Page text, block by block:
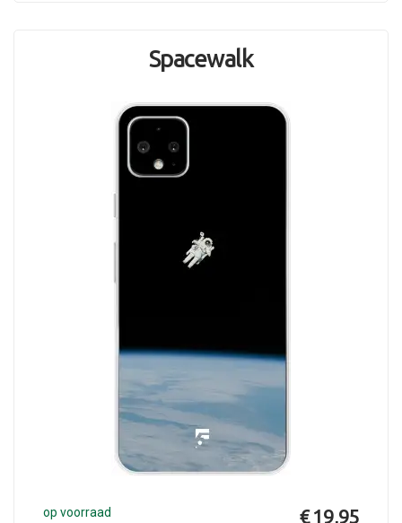
Spacewalk
op voorraad € 19,95